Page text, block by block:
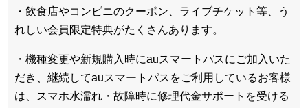
・飲食店やコンビニのクーポン、ライブチケット等、う
れしい会員限定特典がたくさんあります。
・機種変更や新規購入時にauスマートパスにご加入いた
だき、継続してauスマートパスをご利用しているお客様
は、スマホ水濡れ・故障時に修理代金サポートを受ける